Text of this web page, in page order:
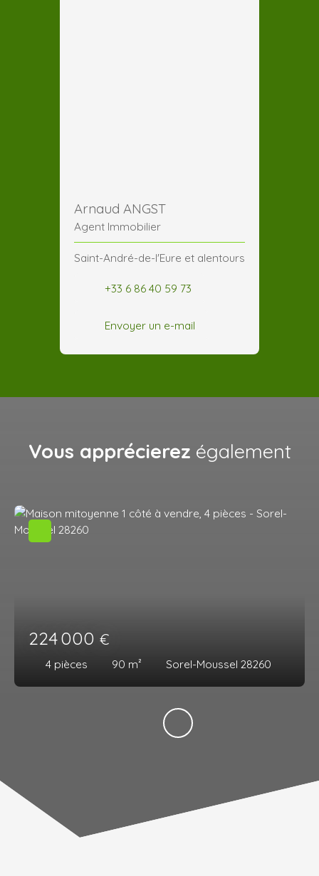
Arnaud ANGST
Agent Immobilier
Saint-André-de-l'Eure et alentours
+33 6 86 40 59 73
Envoyer un e-mail
Vous apprécierez également
224 000 €
4 pièces 90 m² Sorel-Moussel 28260